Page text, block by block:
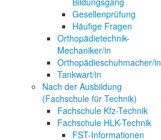
Gesellenprüfung
Häufige Fragen
Orthopädietechnik-
Mechaniker/in
Orthopädieschuhmacher/in
Tankwart/in
Nach der Ausbildung
(Fachschule für Technik)
Fachschule Kfz-Technik
Fachschule HLK-Technik
FST-Informationen